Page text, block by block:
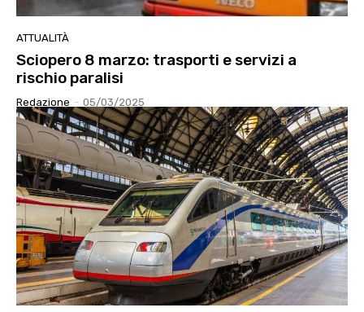
ATTUALITÀ
Sciopero 8 marzo: trasporti e servizi a
rischio paralisi
Redazione - 05/03/2025